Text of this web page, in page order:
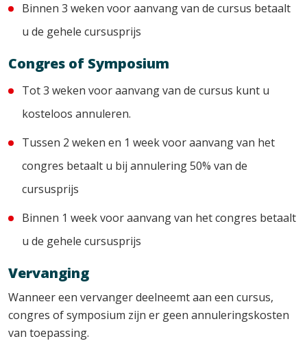
Binnen 3 weken voor aanvang van de cursus betaalt
u de gehele cursusprijs
Congres of Symposium
Tot 3 weken voor aanvang van de cursus kunt u
kosteloos annuleren.
Tussen 2 weken en 1 week voor aanvang van het
congres betaalt u bij annulering 50% van de
cursusprijs
Binnen 1 week voor aanvang van het congres betaalt
u de gehele cursusprijs
Vervanging
Wanneer een vervanger deelneemt aan een cursus,
congres of symposium zijn er geen annuleringskosten
van toepassing.